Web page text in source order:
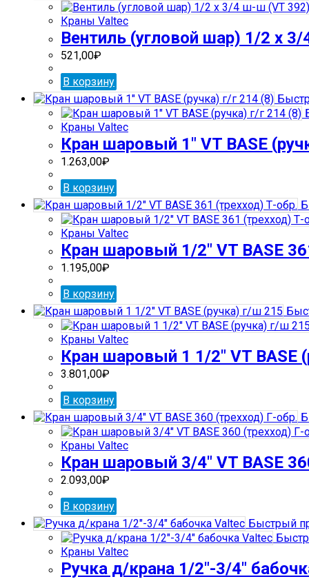
Краны Valtec
Вентиль (угловой шар) 1/2 х
521,00₽
В корзину
Краны Valtec
Кран шаровый 1″ VT BASE
1.263,00₽
В корзину
Краны Valtec
Кран шаровый 1/2″ VT BASE
1.195,00₽
В корзину
Краны Valtec
Кран шаровый 1 1/2″ VT BASE
3.801,00₽
В корзину
Краны Valtec
Кран шаровый 3/4″ VT BASE
2.093,00₽
В корзину
Быстрый
Краны Valtec
Ручка д/крана 1/2″-3/4″